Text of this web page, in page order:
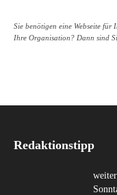
Sie benötigen eine Webseite
Ihre Organisation? Dann sind
Redaktionstipp